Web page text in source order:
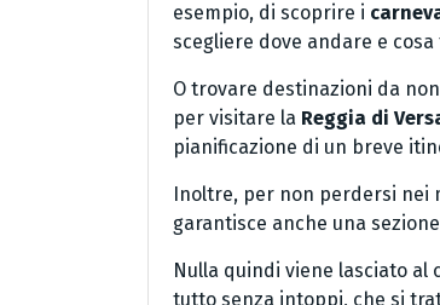
esempio, di scoprire i
scegliere dove andare e
O trovare destinazioni da
per visitare la Reggia di
pianificazione di un breve
Inoltre, per non perdersi nei
garantisce anche una
Nulla quindi viene lasciato
tutto senza intoppi, che si